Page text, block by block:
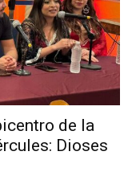
de la
Dioses